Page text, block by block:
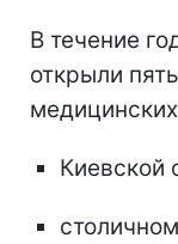
В течение
открыли
Киевской